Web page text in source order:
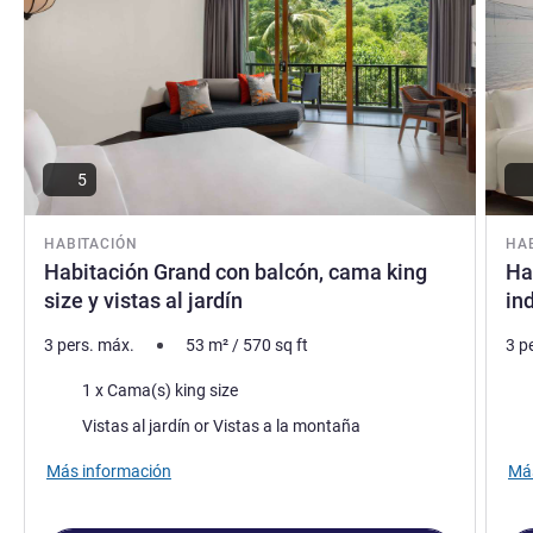
HABITACIÓN
Habitación Grand con balcón, cama king
size y vistas al jardín
5
3 pers. máx. 53 m²/ 570 sq ft
Ropa de cama
1 x Cama(s) king size
Views :
Vistas al jardín or Vistas a la montaña
Más información
3